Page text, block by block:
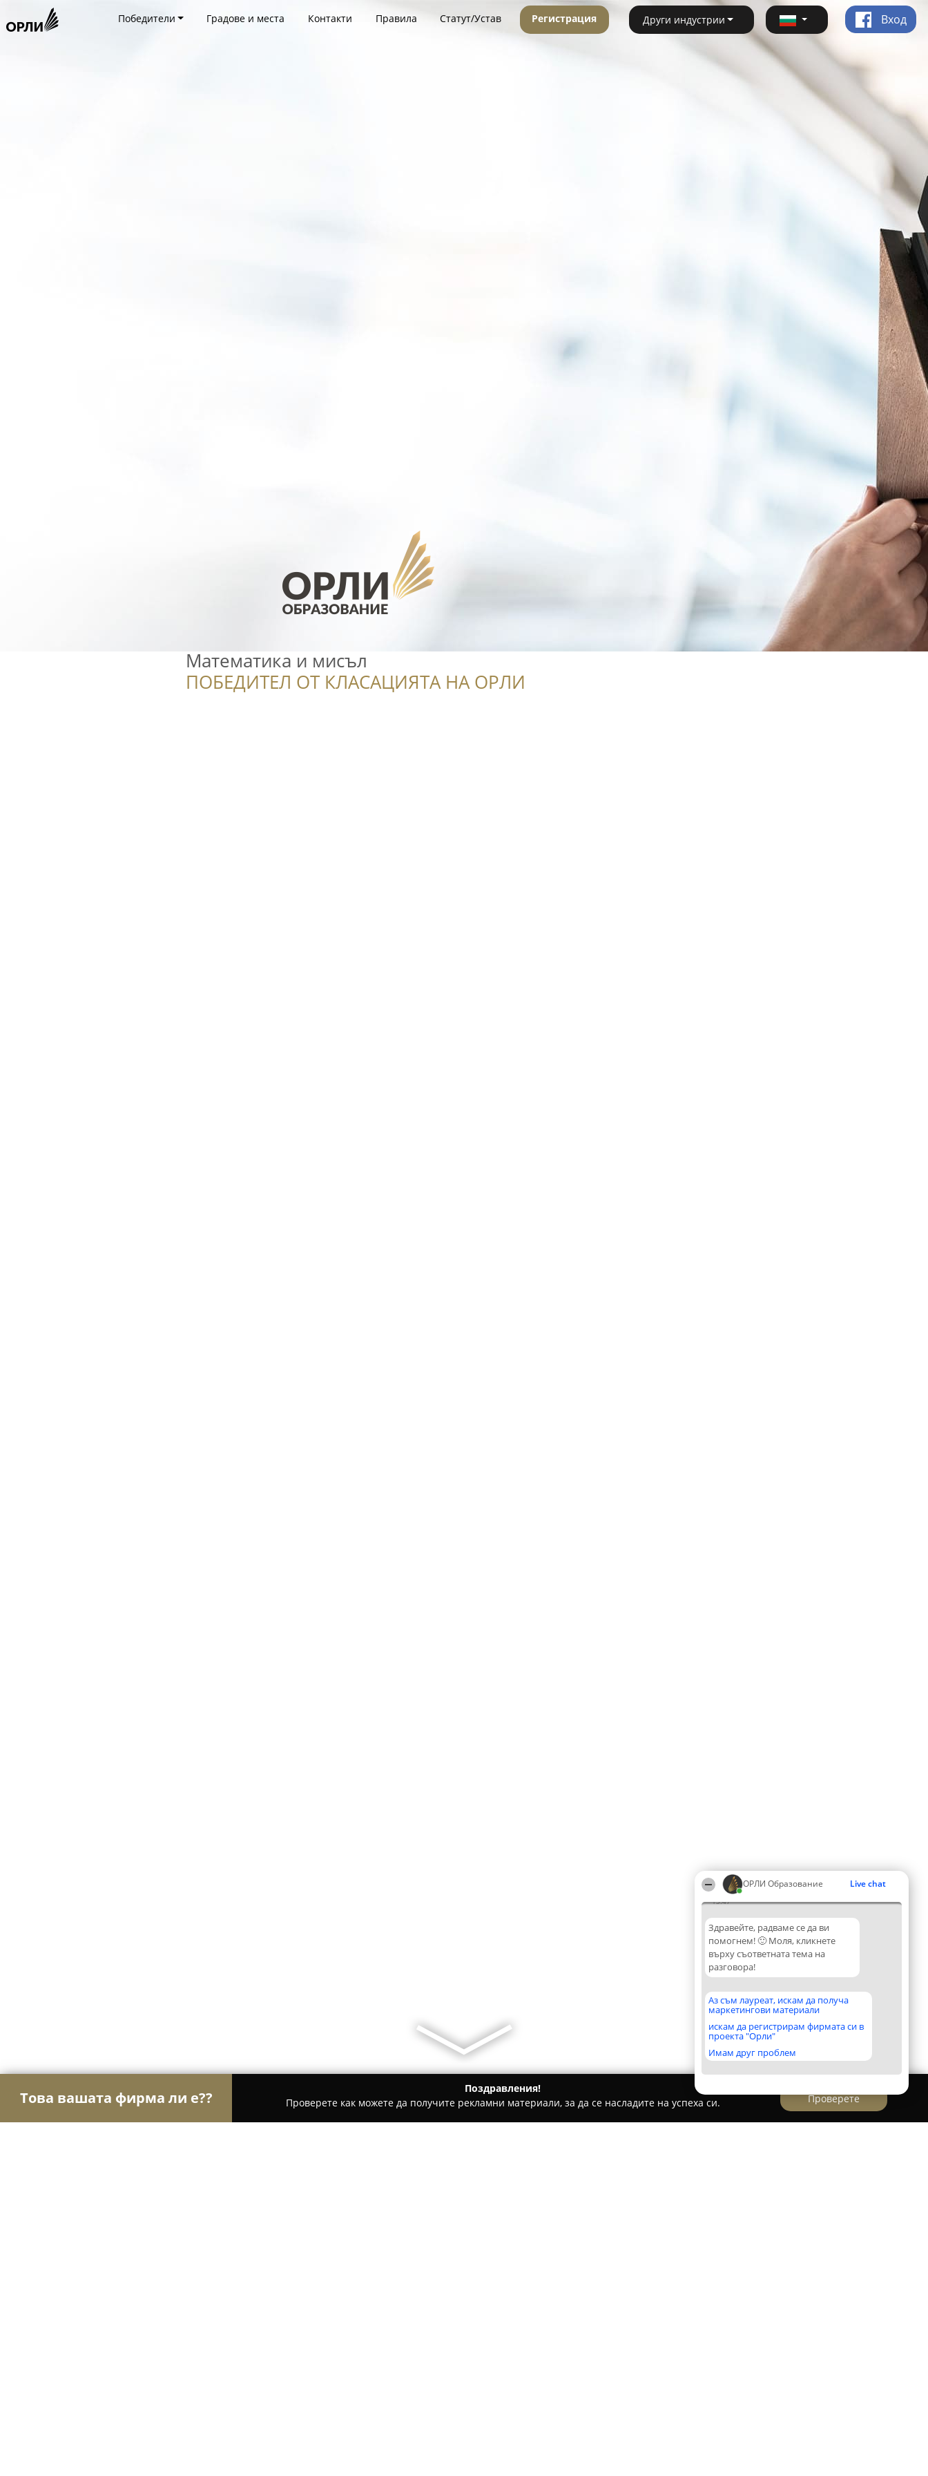
ОРЛИ Образование Live chat
13:47
Здравейте, радваме се да ви
помогнем! 🙂 Моля, кликнете
върху съответната тема на
разговора!
Аз съм лауреат, искам да получа
маркетингови материали
искам да регистрирам фирмата си в
проекта "Орли"
Имам друг проблем
Победители Градове и места Контакти Правила Статут/Устав Регистрация Други индустрии Вход
Математика и мисъл
ПОБЕДИТЕЛ ОТ КЛАСАЦИЯТА НА ОРЛИ
Това вашата фирма ли е??
Поздравления!
Проверете как можете да получите рекламни материали, за да се насладите на успеха си.
Проверете